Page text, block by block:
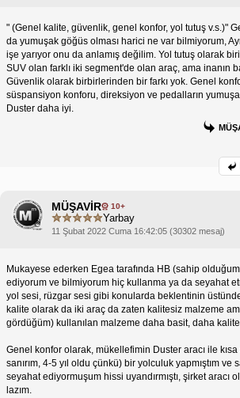
" (Genel kalite, güvenlik, genel konfor, yol tutuş v.s.)"
da yumuşak göğüs olması harici ne var bilmiyorum,
işe yarıyor onu da anlamış değilim. Yol tutuş olarak
SUV olan farklı iki segment'de olan araç, ama inanın
Güvenlik olarak birbirlerinden bir farkı yok. Genel
süspansiyon konforu, direksiyon ve pedalların
Duster daha iyi.
MÜŞAVİR 10+
Yarbay
11 Şubat 2022 Cuma 16:42:05 (30302 mesaj)
Mukayese ederken Egea tarafında HB (sahip
ediyorum ve bilmiyorum hiç kullanma ya da seyahat
yol sesi, rüzgar sesi gibi konularda beklentinin
kalite olarak da iki araç da zaten kalitesiz malzeme
gördüğüm) kullanılan malzeme daha basit, daha
Genel konfor olarak, mükellefimin Duster aracı ile
sanırım, 4-5 yıl oldu çünkü) bir yolculuk yapmıştım ve
seyahat ediyormuşum hissi uyandırmıştı, şirket aracı
lazım.